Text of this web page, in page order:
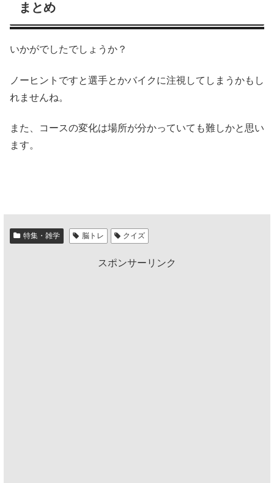
まとめ
いかがでしたでしょうか？
ノーヒントですと選手とかバイクに注視してしまうかもし
れませんね。
また、コースの変化は場所が分かっていても難しかと思い
ます。
特集・雑学 脳トレ クイズ
スポンサーリンク